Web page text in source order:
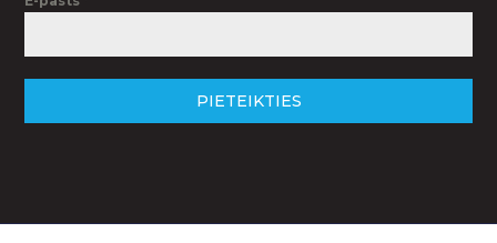
PIETEIKTIES